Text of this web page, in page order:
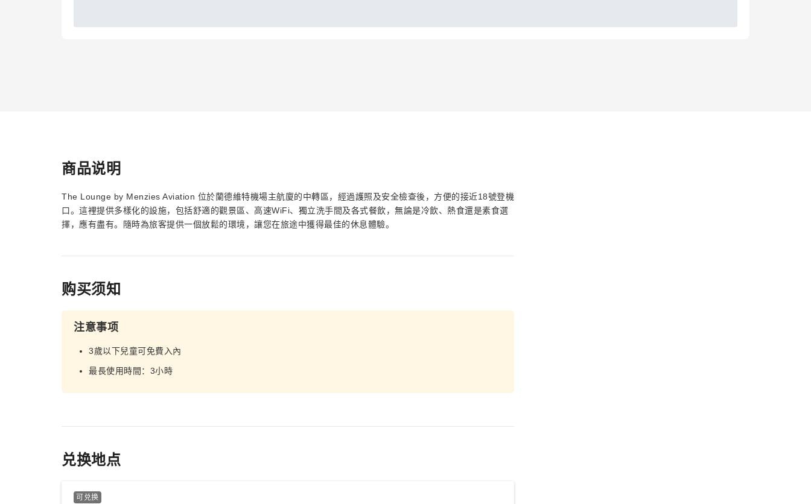
商品说明
The Lounge by Menzies Aviation 位於蘭德維特機場主航廈的中轉區，經過護照及安全檢查後，方便的接近18號登機
口。這裡提供多樣化的設施，包括舒適的觀景區、高速WiFi、獨立洗手間及各式餐飲，無論是冷飲、熱食還是素食選
擇，應有盡有。隨時為旅客提供一個放鬆的環境，讓您在旅途中獲得最佳的休息體驗。
购买须知
注意事项
3歲以下兒童可免費入內
最長使用時間：3小時
兑换地点
可兑换